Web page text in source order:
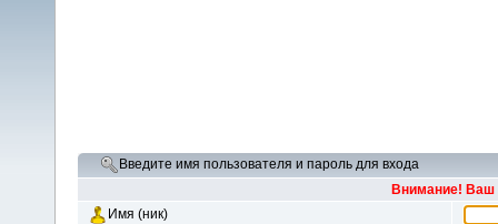
Введите имя пользователя и пароль для входа
Внимание! Ваш
Имя (ник)